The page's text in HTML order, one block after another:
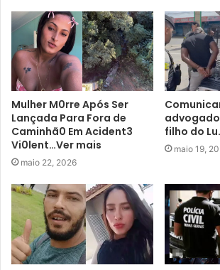
Mulher M0rre Após Ser
Lançada Para Fora de
Caminhã0 Em Acident3
Vi0lent…Ver mais
maio 22, 2026
filho do
maio 19,